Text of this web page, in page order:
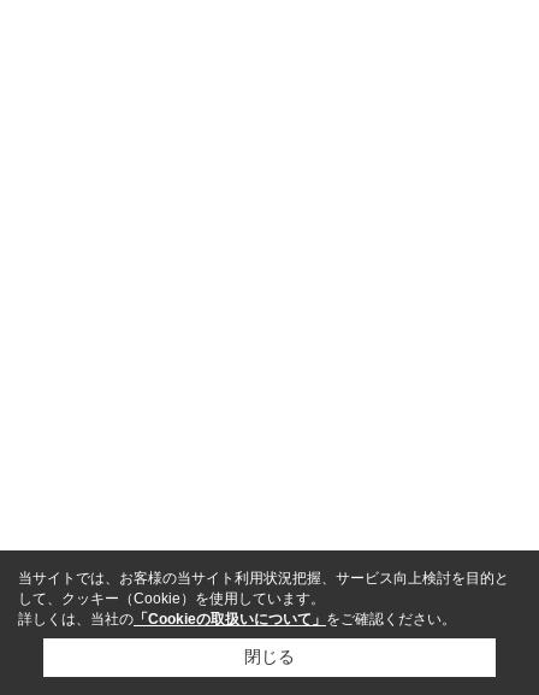
当サイトでは、お客様の当サイト利用状況把握、サービス向上検討を目的と
して、クッキー（Cookie）を使用しています。
詳しくは、当社の 「Cookieの取扱いについて」 をご確認ください。
閉じる